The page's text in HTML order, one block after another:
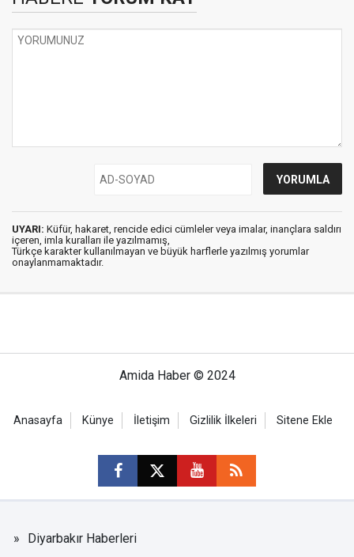
UYARI: Küfür, hakaret, rencide edici cümleler veya imalar, inançlara saldırı
içeren, imla kuralları ile yazılmamış,
Türkçe karakter kullanılmayan ve büyük harflerle yazılmış yorumlar
onaylanmamaktadır.
Amida Haber © 2024
Anasayfa Künye İletişim Gizlilik İlkeleri Sitene Ekle
Diyarbakır Haberleri